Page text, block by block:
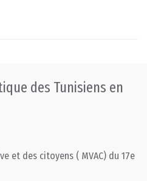
des Tunisiens en
et des citoyens ( MVAC) du 17e